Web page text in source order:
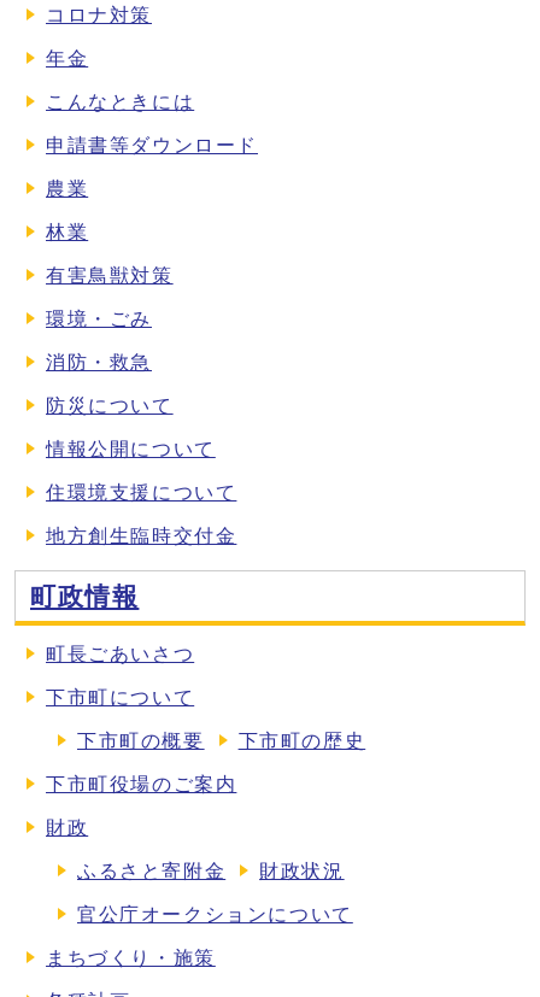
コロナ対策
年金
こんなときには
申請書等ダウンロード
農業
林業
有害鳥獣対策
環境・ごみ
消防・救急
防災について
情報公開について
住環境支援について
地方創生臨時交付金
町政情報
町長ごあいさつ
下市町について
下市町の概要 下市町の歴史
下市町役場のご案内
財政
ふるさと寄附金 財政状況
官公庁オークションについて
まちづくり・施策